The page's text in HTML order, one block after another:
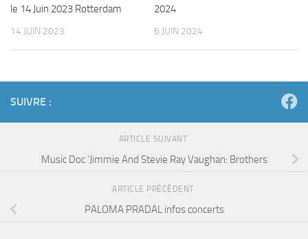
le 14 Juin 2023 Rotterdam
14 JUIN 2023
2024
6 JUIN 2024
SUIVRE :
ARTICLE SUIVANT
Music Doc ‘Jimmie And Stevie Ray Vaughan: Brothers
ARTICLE PRÉCÉDENT
PALOMA PRADAL infos concerts